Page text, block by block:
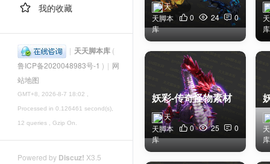
我的收藏
| 天天脚本库 (
鲁ICP备2020048983号-1 ) | 网
站地图
GMT+8, 2026-8-7 18:02 ,
Processed in 0.126461 second(s),
12 queries , Gzip On.
Powered by Discuz! X3.5
天
天脚本
库
0 24 0
库
妖彩-传奇怪物素材
天
天脚本
库
0 25 0
库